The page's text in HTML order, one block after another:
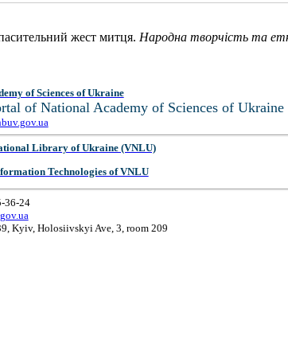
жест митця. Народна творчість та
of Sciences of Ukraine
of National Academy of Sciences of
Library of Ukraine (VNLU)
Technologies of VNLU
36-24
Kyiv, Holosiivskyi Ave, 3, room 209